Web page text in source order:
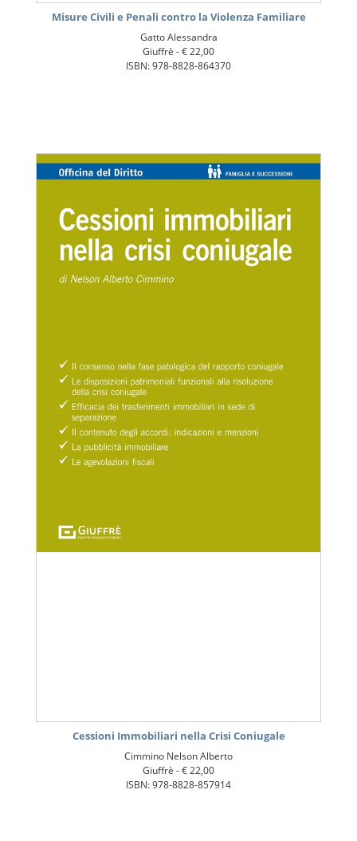
Misure Civili e Penali contro la Violenza Familiare
Gatto Alessandra
Giuffrè -€ 22,00
ISBN: 978-8828-864370
Cessioni Immobiliari nella Crisi Coniugale
Cimmino Nelson Alberto
Giuffrè -€ 22,00
ISBN: 978-8828-857914